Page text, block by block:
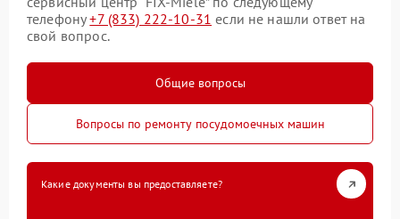
телефону+7 (833) 222-10-31 если не нашли ответ на
свой вопрос.
Общие вопросы
Вопросы по ремонту посудомоечных машин
Какие документы вы предоставляете?